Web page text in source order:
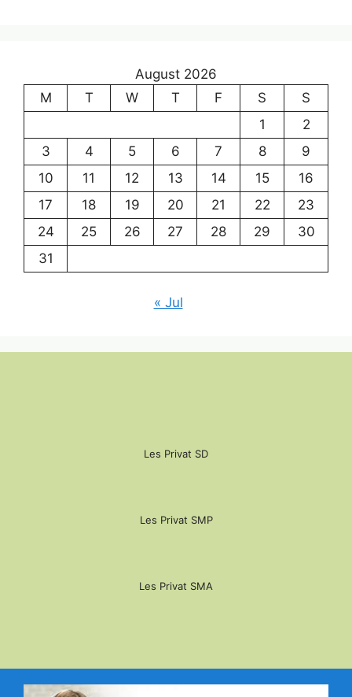
August 2026
M
T W T F S
S
1
2
3
4 5 6 7 8
9
10
11 12 13 14 15
16
17
18 19 20 21 22
23
24
25 26 27 28 29
30
31
« Jul
Les Privat SD
Les Privat SMP
Les Privat SMA